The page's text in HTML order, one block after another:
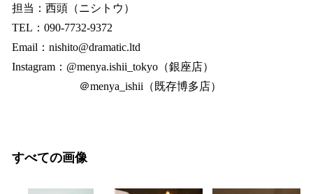
担当：西頭（ニシトウ）
TEL：090-7732-9372
Email：nishito@dramatic.ltd
Instagram：@menya.ishii_tokyo（銀座店）
＠menya_ishii（既存博多店）
すべての画像